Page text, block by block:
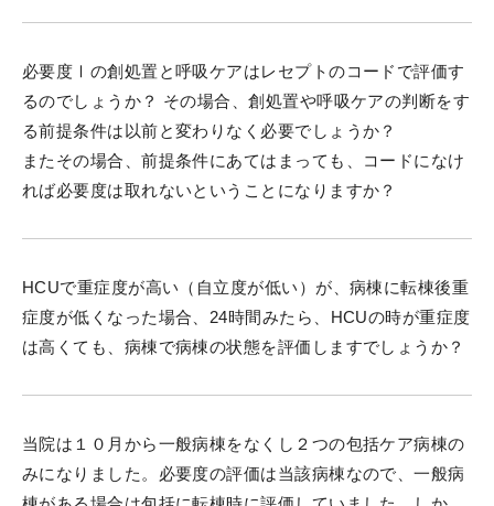
必要度Ⅰの創処置と呼吸ケアはレセプトのコードで評価す
るのでしょうか？ その場合、創処置や呼吸ケアの判断をす
る前提条件は以前と変わりなく必要でしょうか？
またその場合、前提条件にあてはまっても、コードになけ
れば必要度は取れないということになりますか？
HCUで重症度が高い（自立度が低い）が、病棟に転棟後重
症度が低くなった場合、24時間みたら、HCUの時が重症度
は高くても、病棟で病棟の状態を評価しますでしょうか？
当院は１０月から一般病棟をなくし２つの包括ケア病棟の
みになりました。必要度の評価は当該病棟なので、一般病